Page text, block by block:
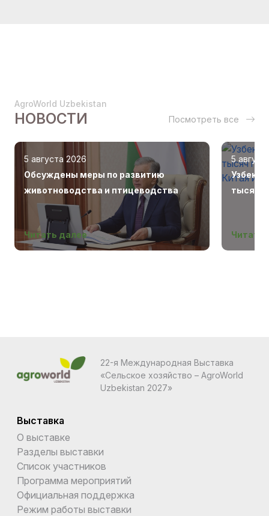
AgroWorld Uzbekistan
НОВОСТИ Посмотреть все
5 августа 2026
Обсуждены меры по развитию
животноводства и птицеводства
Читать далее
5
тысяч
Читать
22-я Международная Выставка
«Сельское хозяйство – AgroWorld
Uzbekistan 2027»
Выставка
О выставке
Разделы выставки
Список участников
Программа мероприятий
Официальная поддержка
Режим работы выставки